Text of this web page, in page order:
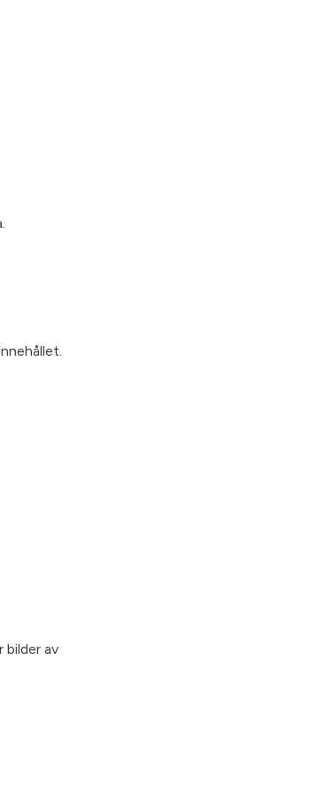
bilder av